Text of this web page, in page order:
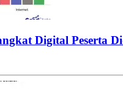
Digital Peserta